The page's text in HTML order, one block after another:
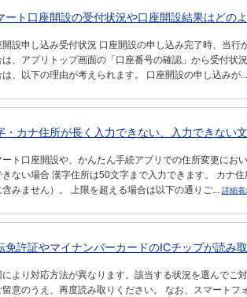
ート口座開設の受付状況や口座開設結果はどの
開設申し込み受付状況 口座開設の申し込み完了時、当
は、アプリトップ画面の「口座番号の確認」から受付状
は、以下の理由が考えられます。 口座開設の申し込みが...
・カナ住所が長く入力できない、入力できない文
ート口座開設や、かんたん手続アプリでの住所変更にお
きない場合 漢字住所は50文字まで入力できます。 カナ
含みません）。 上限を超える場合は以下の通りご... 詳細表
免許証やマイナンバーカードのICチップが読み
により対応方法が異なります。該当する状況を選んでご
留意のうえ、再度読み取りください。 なお、スマート